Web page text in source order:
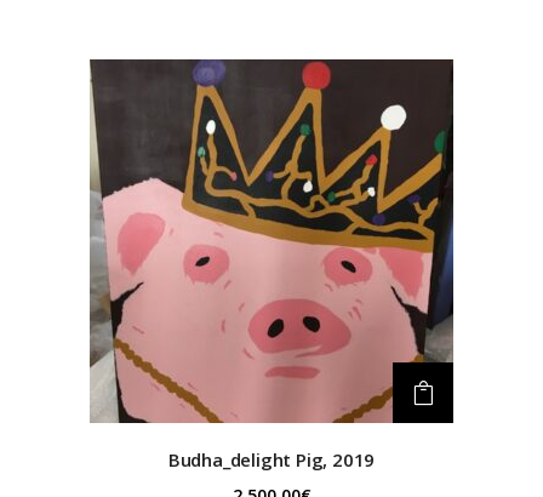
Budha_delight Pig, 2019